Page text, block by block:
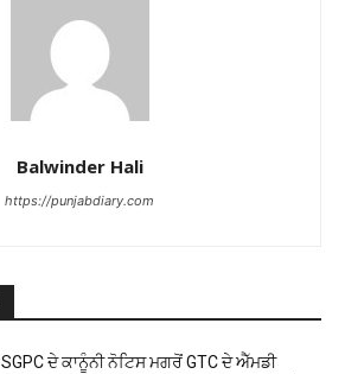
Balwinder Hali
https://punjabdiary.com
SGPC ਦੇ ਕਾਨੂੰਨੀ ਨੋਟਿਸ ਮਗਰੋਂ GTC ਦੇ ਐੱਮਡੀ